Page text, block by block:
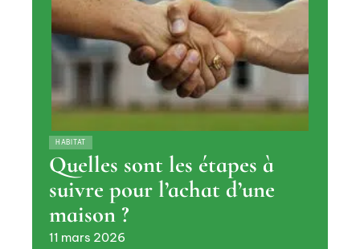
HABITAT
Quelles sont les étapes à
suivre pour l’achat d’une
maison ?
11 mars 2026